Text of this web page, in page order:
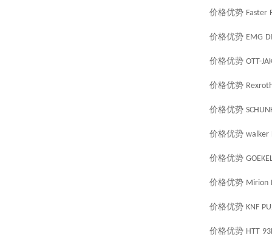
价格优势 Faster
价格优势 EMG
价格优势 OTT-
价格优势
价格优势
价格优势 walker
价格优势
价格优势 Mirion
价格优势 KNF
价格优势 HTT